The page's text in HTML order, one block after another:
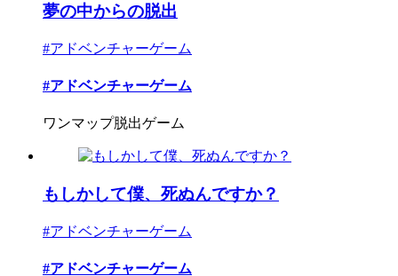
夢の中からの脱出
#アドベンチャーゲーム
#アドベンチャーゲーム
ワンマップ脱出ゲーム
もしかして僕、死ぬんですか？
#アドベンチャーゲーム
#アドベンチャーゲーム